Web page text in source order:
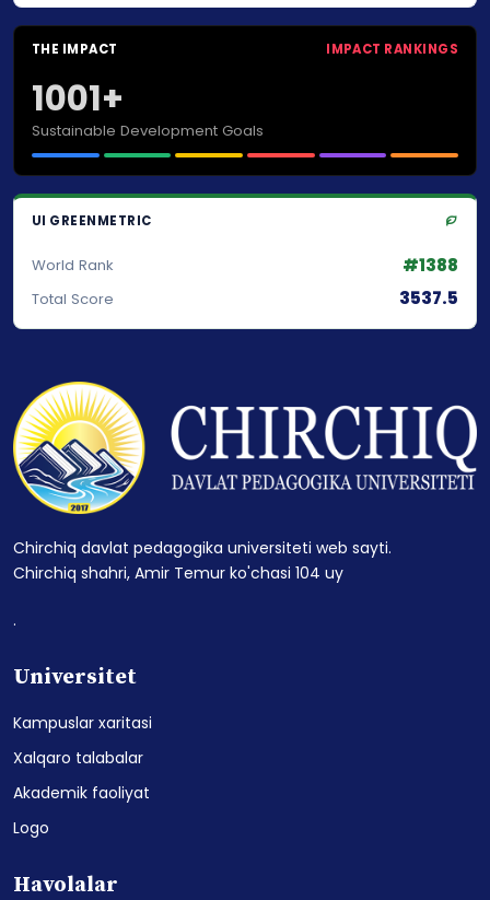
THE IMPACT IMPACT RANKINGS
1001+
Sustainable Development Goals
UI GREENMETRIC
World Rank #1388
Total Score 3537.5
Chirchiq davlat pedagogika universiteti web sayti.
Chirchiq shahri, Amir Temur ko'chasi 104 uy
.
Universitet
Kampuslar xaritasi
Xalqaro talabalar
Akademik faoliyat
Logo
Havolalar